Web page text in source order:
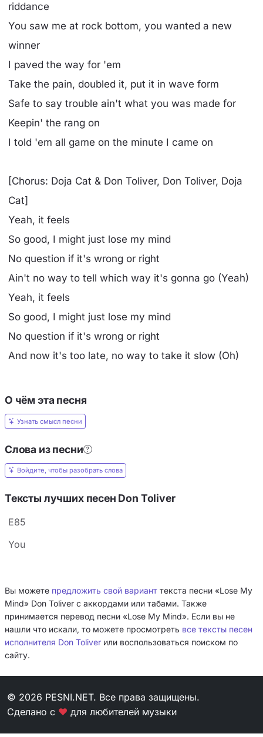
riddance
You saw me at rock bottom, you wanted a new
winner
I paved the way for 'em
Take the pain, doubled it, put it in wave form
Safe to say trouble ain't what you was made for
Keepin' the rang on
I told 'em all game on the minute I came on
[Chorus: Doja Cat & Don Toliver, Don Toliver, Doja
Cat]
Yeah, it feels
So good, I might just lose my mind
No question if it's wrong or right
Ain't no way to tell which way it's gonna go (Yeah)
Yeah, it feels
So good, I might just lose my mind
No question if it's wrong or right
And now it's too late, no way to take it slow (Oh)
О чём эта песня
Узнать смысл песни
Слова из песни
Войдите, чтобы разобрать слова
Тексты лучших песен Don Toliver
E85
You
Вы можете предложить свой вариант текста песни «Lose My
Mind» Don Toliver с аккордами или табами. Также
принимается перевод песни «Lose My Mind». Если вы не
нашли что искали, то можете просмотреть все тексты песен
исполнителя Don Toliver или воспользоваться поиском по
сайту.
© 2026 PESNI.NET. Все права защищены.
Сделано с ❤ для любителей музыки